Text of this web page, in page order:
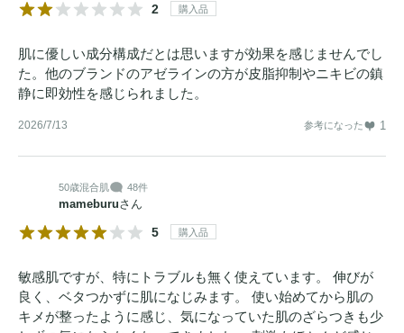
2 購入品
肌に優しい成分構成だとは思いますが効果を感じませんでし
た。他のブランドのアゼラインの方が皮脂抑制やニキビの鎮
静に即効性を感じられました。
2026/7/13 参考になった 1
50歳混合肌 48件
mameburuさん
5 購入品
敏感肌ですが、特にトラブルも無く使えています。 伸びが
良く、ベタつかずに肌になじみます。 使い始めてから肌の
キメが整ったように感じ、気になっていた肌のざらつきも少